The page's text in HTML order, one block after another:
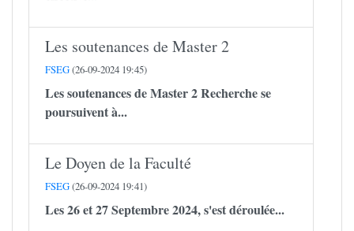
Les soutenances de Master 2
FSEG(26-09-2024 19:45)
Les soutenances de Master 2 Recherche se
poursuivent à...
Le Doyen de la Faculté
FSEG(26-09-2024 19:41)
Les 26 et 27 Septembre 2024, s'est déroulée...